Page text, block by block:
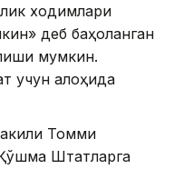
ходимлари
деб баҳоланган
мумкин.
учун алоҳида
Томми
Штатларга